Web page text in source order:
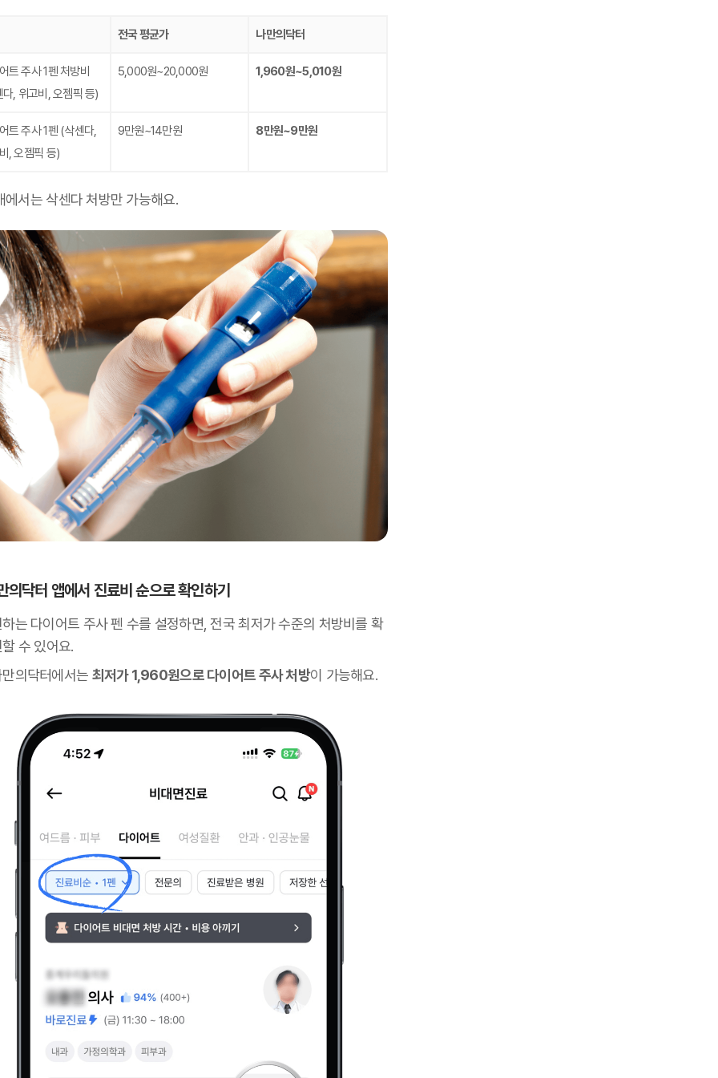
전국 평균가 나만의닥터
트 주사 1펜 처방비
, 위고비, 오젬픽 등)
5,000원~20,000원 1,960원~5,010원
트 주사 1펜 (삭센다,
, 오젬픽 등)
9만원~14만원 8만원~9만원
에서는 삭센다 처방만 가능해요.
의닥터 앱에서 진료비 순으로 확인하기
는 다이어트 주사 펜 수를 설정하면, 전국 최저가 수준의 처방비를 확
수 있어요.
의닥터에서는 최저가 1,960원으로 다이어트 주사 처방이 가능해요.